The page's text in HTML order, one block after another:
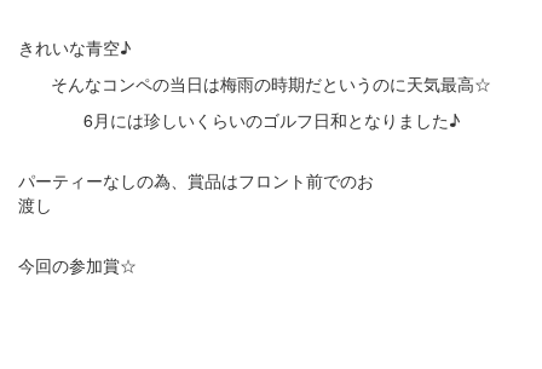
きれいな青空♪
そんなコンペの当日は梅雨の時期だというのに天気最高☆
6月には珍しいくらいのゴルフ日和となりました♪
パーティーなしの為、賞品はフロント前でのお
渡し
今回の参加賞☆